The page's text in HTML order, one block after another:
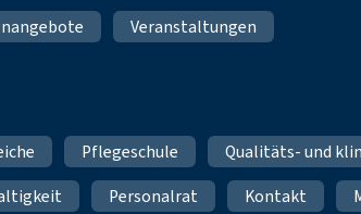
Veranstaltungen
Pflegeschule
Qualitäts- und
Personalrat Kontakt